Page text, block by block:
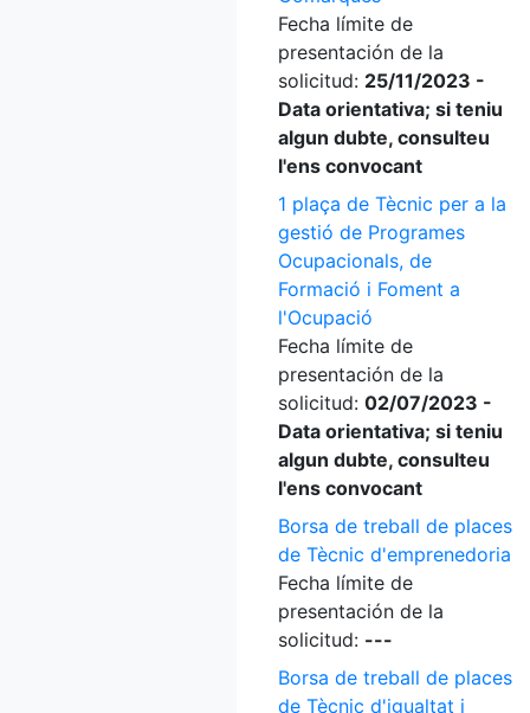
Fecha límite de
presentación de la
solicitud: 25/11/2023 -
Data orientativa; si teniu
algun dubte, consulteu
l'ens convocant
1 plaça de Tècnic per a la
gestió de Programes
Ocupacionals, de
Formació i Foment a
l'Ocupació
Fecha límite de
presentación de la
solicitud: 02/07/2023 -
Data orientativa; si teniu
algun dubte, consulteu
l'ens convocant
Borsa de treball de places
de Tècnic d'emprenedoria
Fecha límite de
presentación de la
solicitud: ---
Borsa de treball de places
de Tècnic d'igualtat i